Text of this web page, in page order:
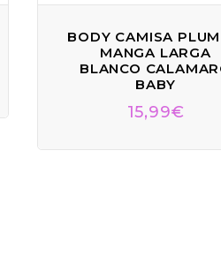
BODY CAMISA
MANGA LARGA
BLANCO
BABY
15,99€